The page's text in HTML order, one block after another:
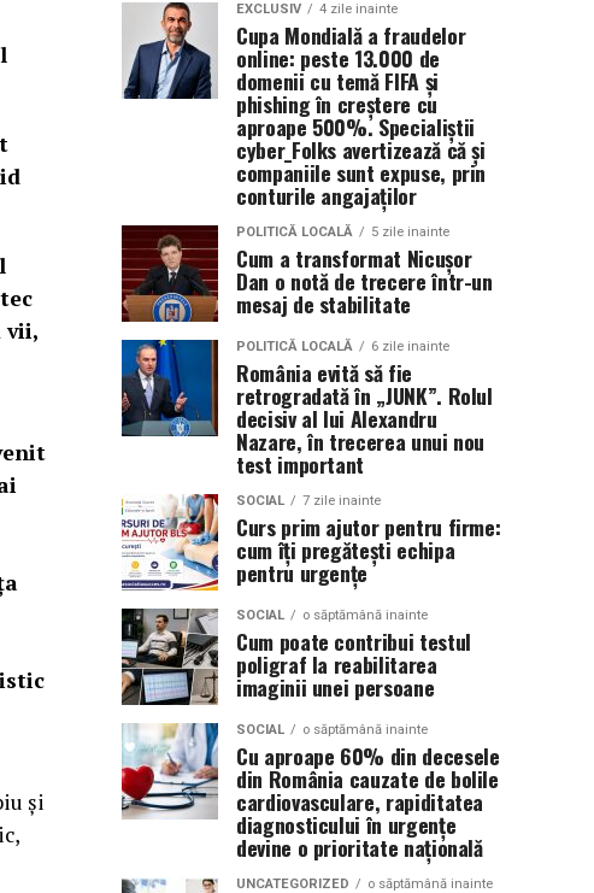
vii,
și
EXCLUSIV 4 zile inainte
Cupa Mondială a fraudelor
online: peste 13.000 de
domenii cu temă FIFA și
phishing în creștere cu
aproape 500%. Specialiștii
cyber_Folks avertizează că și
companiile sunt expuse, prin
conturile angajaților
POLITICĂ LOCALĂ 5 zile inainte
Cum a transformat Nicușor
Dan o notă de trecere într-un
mesaj de stabilitate
POLITICĂ LOCALĂ 6 zile inainte
România evită să fie
retrogradată în „JUNK”. Rolul
decisiv al lui Alexandru
Nazare, în trecerea unui nou
test important
SOCIAL 7 zile inainte
Curs prim ajutor pentru firme:
cum îți pregătești echipa
pentru urgențe
SOCIAL o săptămână inainte
Cum poate contribui testul
poligraf la reabilitarea
imaginii unei persoane
SOCIAL o săptămână inainte
Cu aproape 60% din decesele
din România cauzate de bolile
cardiovasculare, rapiditatea
diagnosticului în urgențe
devine o prioritate națională
UNCATEGORIZED o săptămână inainte